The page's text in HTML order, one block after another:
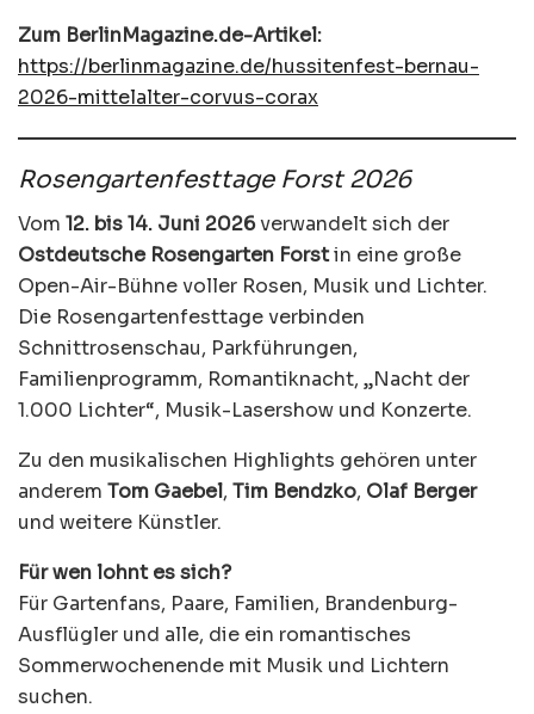
Zum BerlinMagazine.de-Artikel:
https://berlinmagazine.de/hussitenfest-bernau-
2026-mittelalter-corvus-corax
Rosengartenfesttage Forst 2026
Vom 12. bis 14. Juni 2026verwandelt sich der
Ostdeutsche Rosengarten Forstin eine große
Open-Air-Bühne voller Rosen, Musik und Lichter.
Die Rosengartenfesttage verbinden
Schnittrosenschau, Parkführungen,
Familienprogramm, Romantiknacht, „Nacht der
1.000 Lichter“, Musik-Lasershow und Konzerte.
Zu den musikalischen Highlights gehören unter
anderem Tom Gaebel, Tim Bendzko, Olaf Berger
und weitere Künstler.
Für wen lohnt es sich?
Für Gartenfans, Paare, Familien, Brandenburg-
Ausflügler und alle, die ein romantisches
Sommerwochenende mit Musik und Lichtern
suchen.